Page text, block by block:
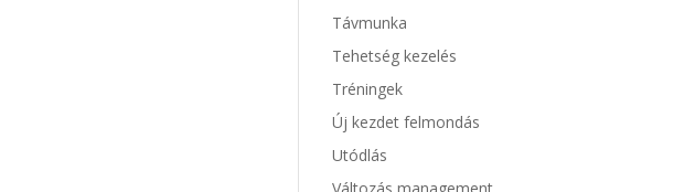
Távmunka
Tehetség kezelés
Tréningek
Új kezdet felmondás
Utódlás